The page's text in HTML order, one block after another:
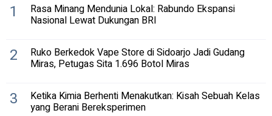
1 Rasa Minang Mendunia Lokal: Rabundo Ekspansi
Nasional Lewat Dukungan BRI
2 Ruko Berkedok Vape Store di Sidoarjo Jadi Gudang
Miras, Petugas Sita 1.696 Botol Miras
3 Ketika Kimia Berhenti Menakutkan: Kisah Sebuah Kelas
yang Berani Bereksperimen